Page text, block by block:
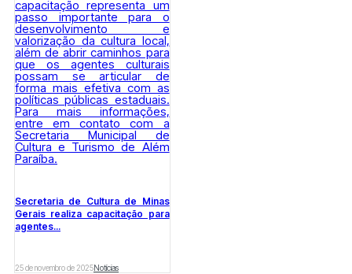
Secretaria de Cultura de Minas
Gerais realiza capacitação para
agentes...
25 de novembro de 2025Notícias